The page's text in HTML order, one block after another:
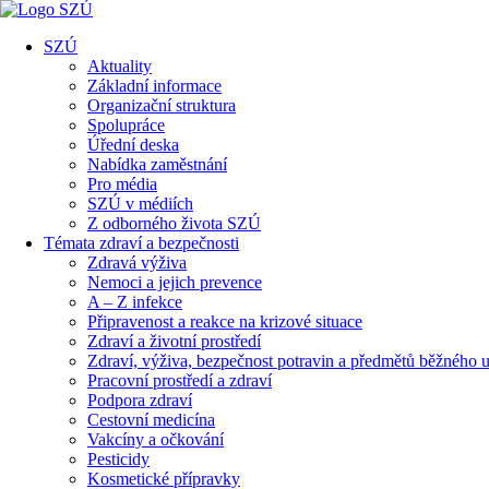
SZÚ
Aktuality
Základní informace
Organizační struktura
Spolupráce
Úřední deska
Nabídka zaměstnání
Pro média
SZÚ v médiích
Z odborného života SZÚ
Témata zdraví a bezpečnosti
Zdravá výživa
Nemoci a jejich prevence
A – Z infekce
Připravenost a reakce na krizové situace
Zdraví a životní prostředí
Zdraví, výživa, bezpečnost potravin a předmětů běžného
Pracovní prostředí a zdraví
Podpora zdraví
Cestovní medicína
Vakcíny a očkování
Pesticidy
Kosmetické přípravky